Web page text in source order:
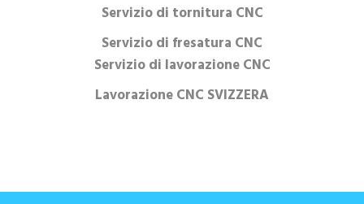
Servizio di tornitura CNC
Servizio di fresatura CNC
Servizio di lavorazione CNC
Lavorazione CNC SVIZZERA